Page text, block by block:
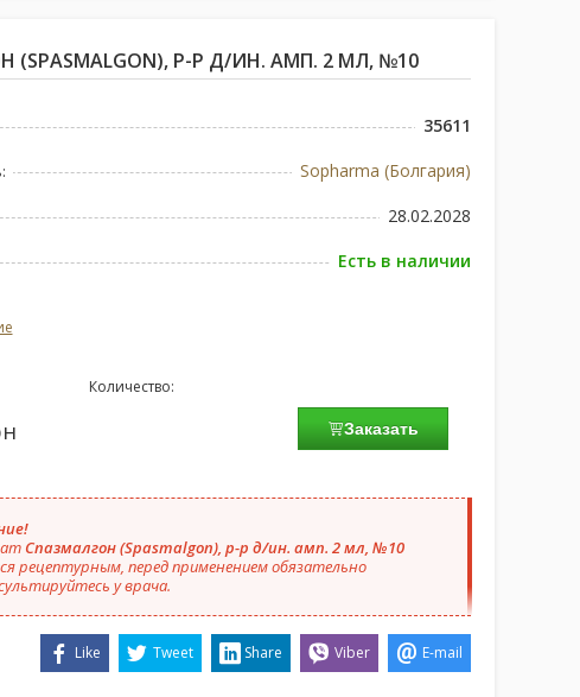
(SPASMALGON), Р-Р Д/ИН. АМП. 2 МЛ, №10
35611
Sopharma (Болгария)
28.02.2028
Есть в наличии
Количество:
Заказать
Спазмалгон (Spasmalgon), р-р д/ин. амп. 2 мл, №10
рецептурным, перед применением обязательно
у врача.
Like Tweet Share Viber E-mail